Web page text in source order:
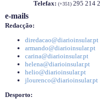
Telefax: (+351)295 214
e-mails
Redacção:
diredacao@diarioinsular.pt
armando@diarioinsular.pt
carina@diarioinsular.pt
helena@diarioinsular.pt
helio@diarioinsular.pt
jlourenco@diarioinsular.pt
Desporto: